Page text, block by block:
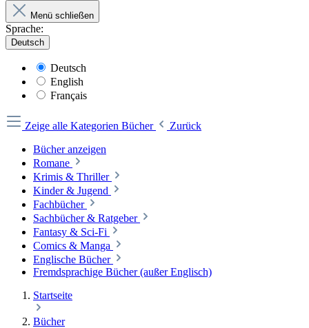
Menü schließen
Sprache:
Deutsch
Deutsch
English
Français
Zeige alle Kategorien Bücher
Zurück
Bücher anzeigen
Romane
Krimis & Thriller
Kinder & Jugend
Fachbücher
Sachbücher & Ratgeber
Fantasy & Sci-Fi
Comics & Manga
Englische Bücher
Fremdsprachige Bücher (außer Englisch)
Startseite
Bücher